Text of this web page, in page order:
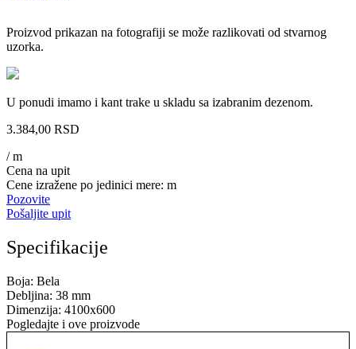
Proizvod prikazan na fotografiji se može razlikovati od stvarnog
uzorka.
U ponudi imamo i kant trake u skladu sa izabranim dezenom.
3.384,00 RSD
/ m
Cena na upit
Cene izražene po jedinici mere: m
Pozovite
Pošaljite upit
Specifikacije
Boja: Bela
Debljina: 38 mm
Dimenzija: 4100x600
Pogledajte i ove proizvode